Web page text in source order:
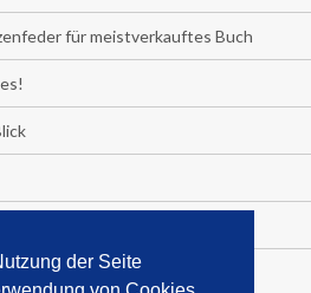
der Seite
für meistverkauftes Buch